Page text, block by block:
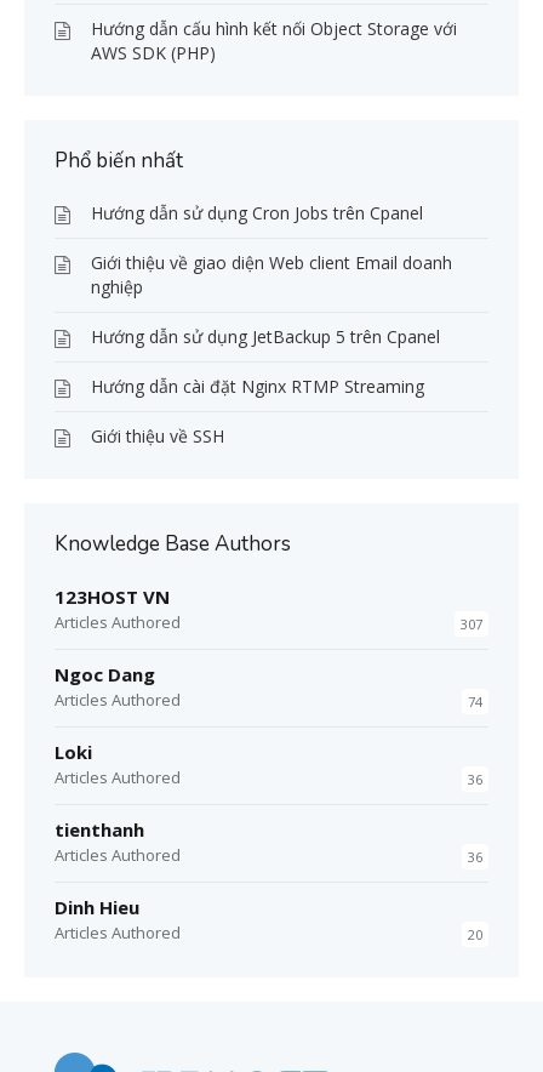
Hướng dẫn cấu hình kết nối Object Storage với
AWS SDK (PHP)
Phổ biến nhất
Hướng dẫn sử dụng Cron Jobs trên Cpanel
Giới thiệu về giao diện Web client Email doanh
nghiệp
Hướng dẫn sử dụng JetBackup 5 trên Cpanel
Hướng dẫn cài đặt Nginx RTMP Streaming
Giới thiệu về SSH
Knowledge Base Authors
123HOST VN
Articles Authored 307
Ngoc Dang
Articles Authored 74
Loki
Articles Authored 36
tienthanh
Articles Authored 36
Dinh Hieu
Articles Authored 20